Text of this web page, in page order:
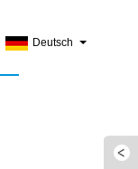
Deutsch